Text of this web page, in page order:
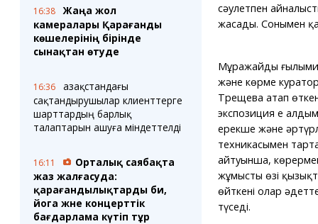
16:38
Жаңа жол
камералары Қарағанды
көшелерінің бірінде
сынақтан өтуде
16:36
Қазақстандағы
сақтандырушылар клиенттерге
шарттардың барлық
талаптарын ашуға міндеттелді
16:11
Орталық саябақта
жаз жалғасуда:
қарағандылықтарды би,
йога және концерттік
бағдарлама күтіп тұр
сәулетпен
жасады. Сонымен
Мұражайдың
және көрме
Трещева атап
экспозиция ең
ерекше және
техникасымен
айтуынша,
жұмыстың өзі
өйткені олар
түседі.